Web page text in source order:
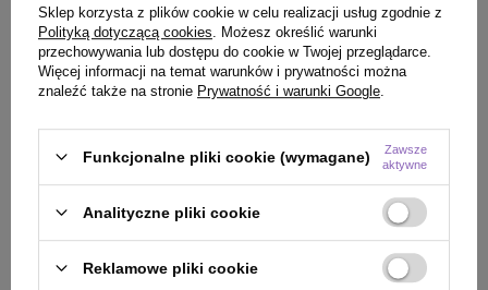
BESTSELLER
Paczula Wonna 20 w 1 do włosów bez
spłukiwania 150 ml
OFERTA
Serum Davines
podkreślające
81,50 zł
(32,60 zł / 100ml)
Sklep korzysta z plików cookie w celu realizacji usług zgodnie z
Polityką dotyczącą cookies . Możesz określić warunki
przechowywania lub dostępu do cookie w Twojej przeglądarce.
Więcej informacji na temat warunków i prywatności można
znaleźć także na stronie Prywatność i warunki Google
Funkcjonalne pliki cookie (wymagane)
Zawsze
aktywne
Analityczne pliki cookie
Reklamowe pliki cookie